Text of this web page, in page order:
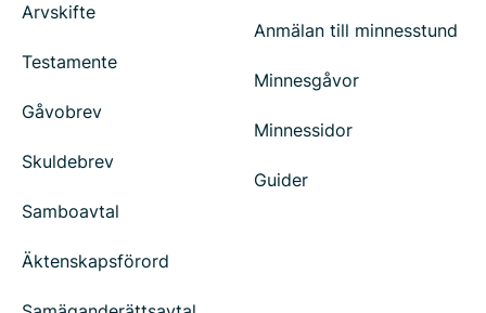
Arvskifte
Testamente
Gåvobrev
Skuldebrev
Samboavtal
Äktenskapsförord
Anmälan till minnesstund
Minnesgåvor
Minnessidor
Guider